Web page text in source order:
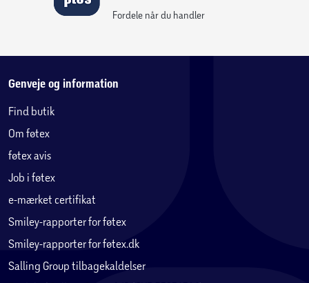
Fordele når du handler
Genveje og information
Find butik
Om føtex
føtex avis
Job i føtex
e-mærket certifikat
Smiley-rapporter for føtex
Smiley-rapporter for føtex.dk
Salling Group tilbagekaldelser